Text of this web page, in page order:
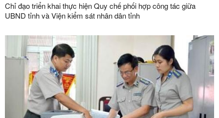
Chỉ đạo triển khai thực hiện Quy chế phối hợp công tác giữa
UBND tỉnh và Viện kiểm sát nhân dân tỉnh